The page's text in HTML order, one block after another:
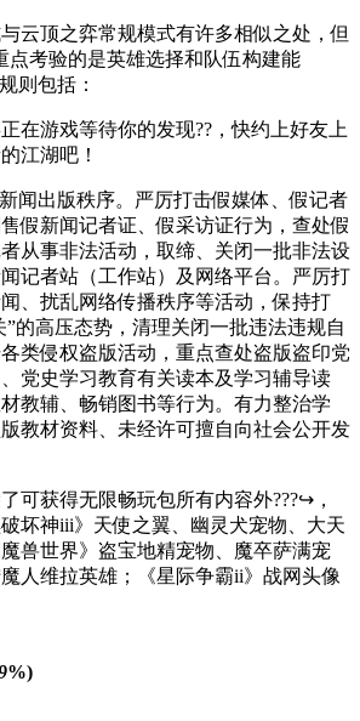
云顶之弈常规模式有许多相似之处，但
点考验的是英雄选择和队伍构建能
则包括：
在游戏等待你的发现??，快约上好友上
江湖吧！
闻出版秩序。严厉打击假媒体、假记者
假新闻记者证、假采访证行为，查处假
从事非法活动，取缔、关闭一批非法设
记者站（工作站）及网络平台。严厉打
、扰乱网络传播秩序等活动，保持打
”的高压态势，清理关闭一批违法违规自
类侵权盗版活动，重点查处盗版盗印党
党史学习教育有关读本及学习辅导读
材教辅、畅销图书等行为。有力整治学
教材资料、未经许可擅自向社会公开发
可获得无限畅玩包所有内容外???↪，
坏神iii》天使之翼、幽灵犬宠物、大天
兽世界》盗宝地精宠物、魔卒萨满宠
人维拉英雄；《星际争霸ii》战网头像
%)